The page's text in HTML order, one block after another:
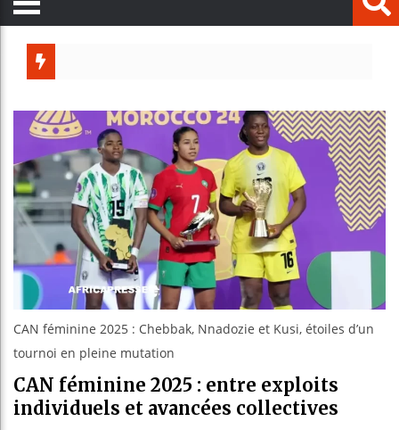
Guinée
Bénin :
CAN féminine 2025 : Chebbak, Nnadozie et Kusi, étoiles d’un
tournoi en pleine mutation
CAN féminine 2025 : entre exploits
individuels et avancées collectives